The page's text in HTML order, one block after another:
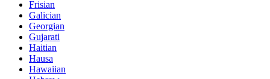
Frisian
Galician
Georgian
Gujarati
Haitian
Hausa
Hawaiian